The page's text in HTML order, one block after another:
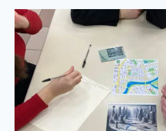
LE
CADRE
PROJET
VERT
DEMAIN